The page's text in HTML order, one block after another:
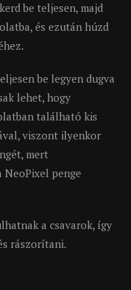
be teljesen, majd
és ezután húzd
be legyen dugva
lehet, hogy
található kis
viszont ilyenkor
mert
NeoPixel penge
a csavarok, így
rászorítani.